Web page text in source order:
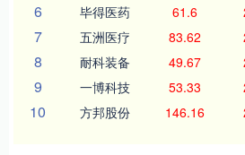
6 毕得医药 61.6
7 五洲医疗 83.62
8 耐科装备 49.67
9 一博科技 53.33
10 方邦股份 146.16